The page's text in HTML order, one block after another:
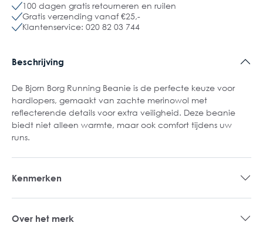
100 dagen gratis retourneren en ruilen
Gratis verzending vanaf €25,-
Klantenservice: 020 82 03 744
Beschrijving
De Bjorn Borg Running Beanie is de perfecte keuze voor
hardlopers, gemaakt van zachte merinowol met
reflecterende details voor extra veiligheid. Deze beanie
biedt niet alleen warmte, maar ook comfort tijdens uw
runs.
Kenmerken
Over het merk